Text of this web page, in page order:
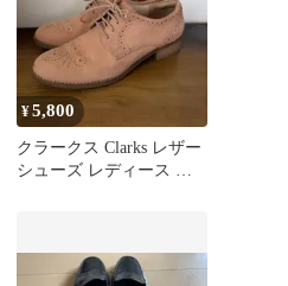
¥5,800
クラークス Clarks レザー
シューズ レディース 革